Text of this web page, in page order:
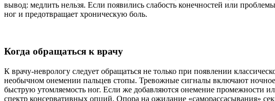
вывод: медлить нельзя. Если появились слабость конечностей или
ног и предотвращает хроническую боль.
Когда обращаться к врачу
К врачу-неврологу следует обращаться не только при появлении
необычном онемении пальцев стопы. Тревожные сигналы включают
быструю утомляемость ног. Если же добавляются онемение промежности
спектр консервативных опций. Опора на ожидание «саморассасывания»